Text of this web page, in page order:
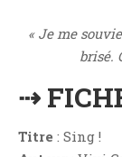
CATÉGORIES
Articles D'Erika
Articles De
« Je me
brisé.
⇢
Titre : Sing !